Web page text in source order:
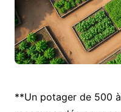
**Un potager de 500